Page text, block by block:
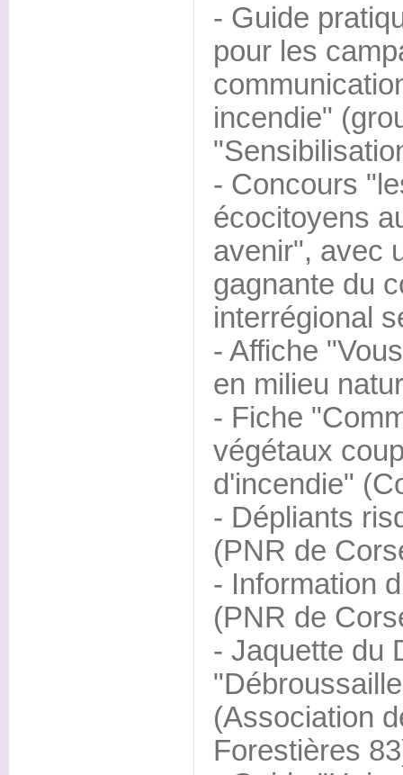
- Guide
pour les
incendie"
- Concours
écocitoyens
avenir", avec
gagnante du
interrégional
- Affiche
en milieu
- Fiche
végétaux
d'incendie"
- Dépliants
(PNR de
- Information
(PNR de
- Jaquette du
(Association
Forestières